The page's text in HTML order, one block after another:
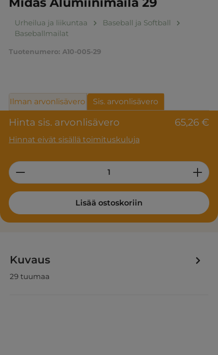
Urheilua ja liikuntaa
Baseball ja Softball
Baseballmailat
Tuotenumero: A10-005-29
Hinta sis. arvonlisävero 65,26 €
Hinnat eivät sisällä toimituskuluja
Ilman arvonlisävero Sis. arvonlisävero
Product Quantity: Enter the desired
Lisää ostoskoriin
Kuvaus
29 tuumaa